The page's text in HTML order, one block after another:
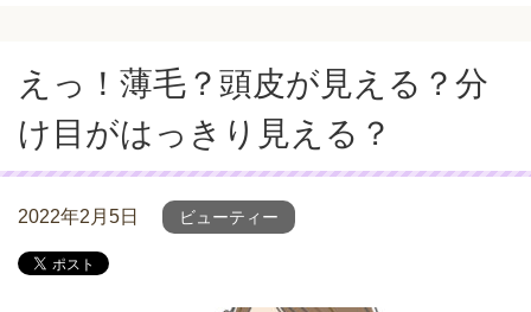
えっ！薄毛？頭皮が見える？分
け目がはっきり見える？
2022年2月5日 ビューティー